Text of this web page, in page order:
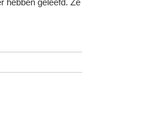
hebben geleefd. Ze